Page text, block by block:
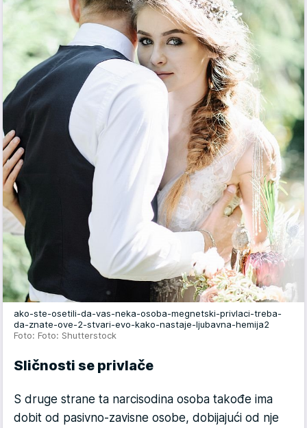
ako-ste-osetili-da-vas-neka-osoba-megnetski-privlaci-treba-
da-znate-ove-2-stvari-evo-kako-nastaje-ljubavna-hemija2
Foto: Foto: Shutterstock
Sličnosti se privlače
S druge strane ta narcisodina osoba takođe ima
dobit od pasivno-zavisne osobe, dobijajući od nje